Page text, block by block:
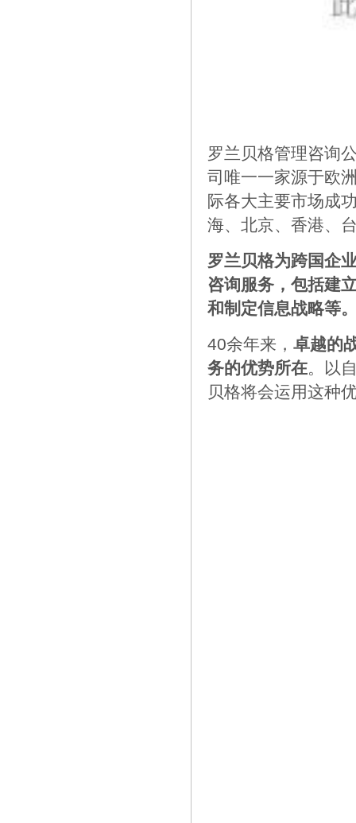
罗兰贝格管理咨询
司唯一一家源于欧
际各大主要市场成
海、北京、香港、
罗兰贝格为跨国企
咨询服务，包括建
和制定信息战略等
40余年来， 卓越的
务的优势所在。以
贝格将会运用这种